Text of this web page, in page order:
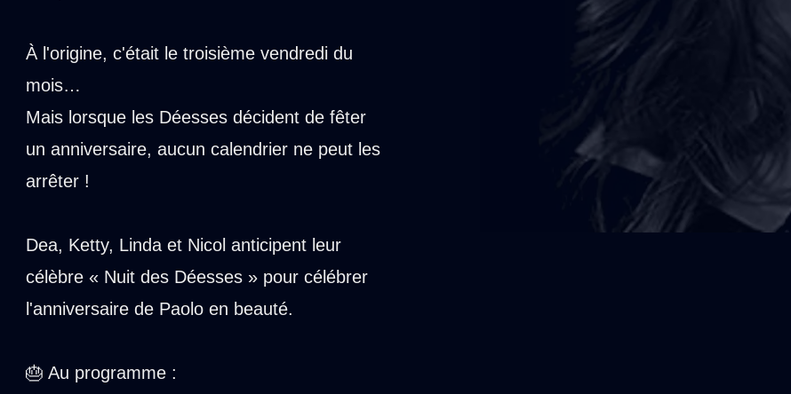
À l'origine, c'était le troisième vendredi du
mois…
Mais lorsque les Déesses décident de fêter
un anniversaire, aucun calendrier ne peut les
arrêter !
Dea, Ketty, Linda et Nicol anticipent leur
célèbre « Nuit des Déesses » pour célébrer
l'anniversaire de Paolo en beauté.
🎂 Au programme :